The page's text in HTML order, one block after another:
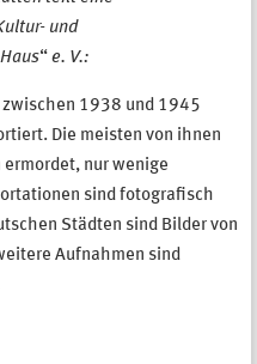
und
“ e. V.:
zwischen 1938 und 1945
Die meisten von ihnen
nur wenige
sind fotografisch
Städten sind Bilder von
Aufnahmen sind